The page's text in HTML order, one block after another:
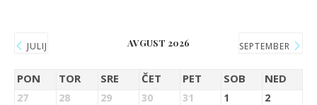
JULIJ AVGUST 2026 SEPTEMBER
PON TOR SRE ČET PET SOB NED
27 28 29 30 31 1 2